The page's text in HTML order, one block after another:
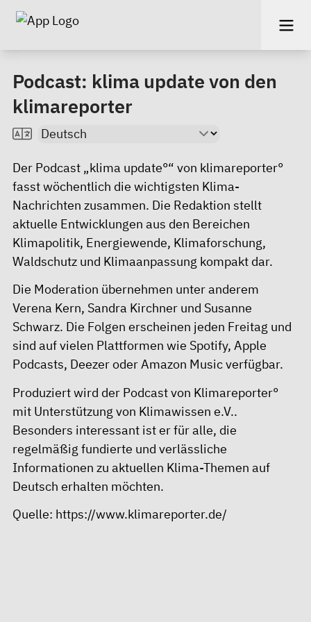
Podcast: klima update von den
klimareporter
Der Podcast „klima update°“ von klimareporter°
fasst wöchentlich die wichtigsten Klima-
Nachrichten zusammen. Die Redaktion stellt
aktuelle Entwicklungen aus den Bereichen
Klimapolitik, Energiewende, Klimaforschung,
Waldschutz und Klimaanpassung kompakt dar.
Die Moderation übernehmen unter anderem
Verena Kern, Sandra Kirchner und Susanne
Schwarz. Die Folgen erscheinen jeden Freitag und
sind auf vielen Plattformen wie Spotify, Apple
Podcasts, Deezer oder Amazon Music verfügbar.
Produziert wird der Podcast von Klimareporter°
mit Unterstützung von Klimawissen e.V..
Besonders interessant ist er für alle, die
regelmäßig fundierte und verlässliche
Informationen zu aktuellen Klima-Themen auf
Deutsch erhalten möchten.
Quelle: https://www.klimareporter.de/